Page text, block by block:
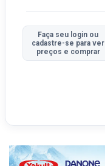
Faça seu login ou
cadastre-se para ver
preços e comprar